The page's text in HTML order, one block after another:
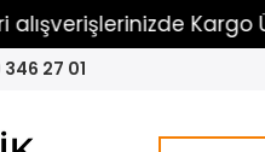
Kargo
27 01